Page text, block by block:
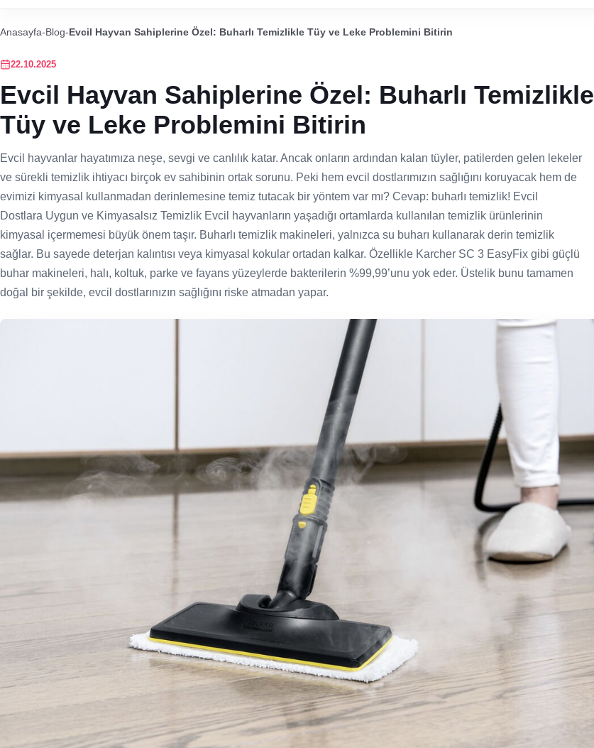
Anasayfa-Blog-Evcil Hayvan Sahiplerine Özel: Buharlı Temizlikle Tüy ve Leke Problemini Bitirin
22.10.2025
Evcil Hayvan Sahiplerine Özel: Buharlı Temizlikle
Tüy ve Leke Problemini Bitirin
Evcil hayvanlar hayatımıza neşe, sevgi ve canlılık katar. Ancak onların ardından kalan tüyler, patilerden gelen lekeler
ve sürekli temizlik ihtiyacı birçok ev sahibinin ortak sorunu. Peki hem evcil dostlarımızın sağlığını koruyacak hem de
evimizi kimyasal kullanmadan derinlemesine temiz tutacak bir yöntem var mı? Cevap: buharlı temizlik! Evcil
Dostlara Uygun ve Kimyasalsız Temizlik Evcil hayvanların yaşadığı ortamlarda kullanılan temizlik ürünlerinin
kimyasal içermemesi büyük önem taşır. Buharlı temizlik makineleri, yalnızca su buharı kullanarak derin temizlik
sağlar. Bu sayede deterjan kalıntısı veya kimyasal kokular ortadan kalkar. Özellikle Karcher SC 3 EasyFix gibi güçlü
buhar makineleri, halı, koltuk, parke ve fayans yüzeylerde bakterilerin %99,99’unu yok eder. Üstelik bunu tamamen
doğal bir şekilde, evcil dostlarınızın sağlığını riske atmadan yapar.